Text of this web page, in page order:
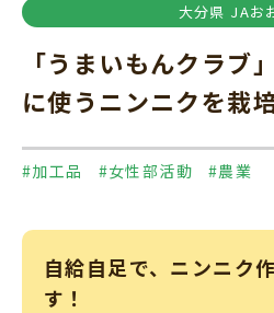
大分県 JAお
「うまいもんクラブ
に使うニンニクを栽
#加工品 #女性部活動 #農業
自給自足で、ニンニク
す！